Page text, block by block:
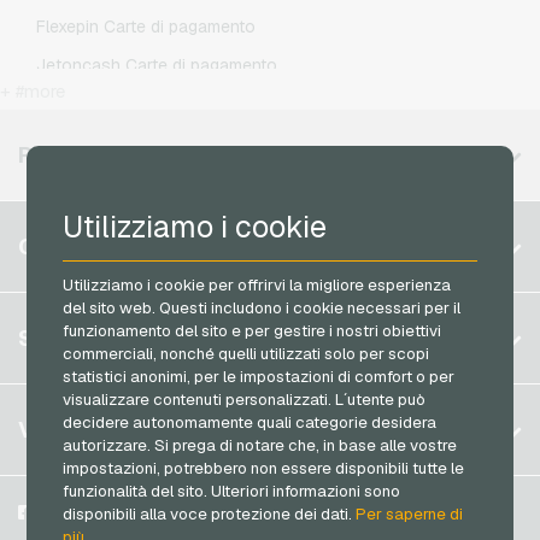
Utilizziamo i cookie
Utilizziamo i cookie per offrirvi la migliore esperienza
del sito web. Questi includono i cookie necessari per il
funzionamento del sito e per gestire i nostri obiettivi
commerciali, nonché quelli utilizzati solo per scopi
statistici anonimi, per le impostazioni di comfort o per
visualizzare contenuti personalizzati. L´utente può
decidere autonomamente quali categorie desidera
autorizzare. Si prega di notare che, in base alle vostre
impostazioni, potrebbero non essere disponibili tutte le
funzionalità del sito. Ulteriori informazioni sono
disponibili alla voce protezione dei dati.Per saperne di
Saturn Buoni regalo
Shell Buoni regalo
Spotify Premium Buoni regalo
Thalia Buoni regalo
TikTok Buoni regalo
toom Buoni regalo
Wolt Buoni regalo
World of Sweets Buoni regalo
Flexepin Carte di pagamento
Jetoncash Carte di pagamento
Neosurf Carte di pagamento
Razer Gold Carte di pagamento
Transcash Carte di pagamento
REGIONI DISPONIBILI
Belgio
Germania (DE)
Germania (EN)
Francia
Italia
Paesi Bassi
Austria
CONTO
Registrati
Accedi
Il mio carrello
SERVIZIO
FAQ
Metodi di pagamento
Termini & Condizioni&Diritto di recesso
Protezione dei dati
VGO-SHOP
Su di noi
Facebook